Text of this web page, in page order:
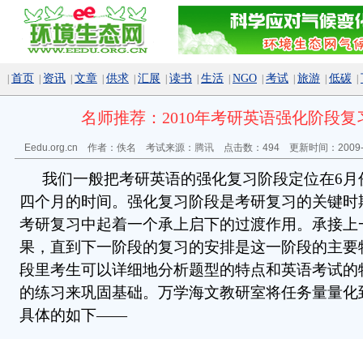
首页 资讯 文章 供求 汇展 读书 生活 NGO 考试 旅游 低碳
名师推荐：2010年考研英语强化阶段复
Eedu.org.cn 作者：佚名 考试来源： 腾讯 点击数： 494 更新时间：
我们一般把考研英语的强化复习阶段定位在6月
四个月的时间。强化复习阶段是考研复习的关键
考研复习中起着一个承上启下的过渡作用。承接
果，直到下一阶段的复习的安排是这一阶段的主
段里考生可以详细地分析题型的特点和英语考试
的练习来巩固基础。万学海文教研室将任务量量
具体的如下——